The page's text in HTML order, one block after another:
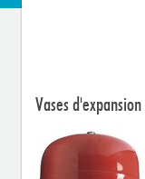
Vases